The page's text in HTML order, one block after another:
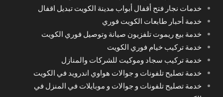
خدمات نجار فتح أقفال أبواب مدينة الكويت تبديل اقفال
خدمة أحبار طابعات الكويت فوري
خدمة بيع ريموت تلفزيون صيانة وتوصيل فوري الكويت
خدمة تركيب خيام فوري الكويت
خدمة تركيب سجاد وموكيت للشركات والمنازل
خدمة تصليح تلفونات و جوالات هواوي اندرويد في الكويت
خدمة تصليح تلفونات و جوالات و موبايلات في المنزل في